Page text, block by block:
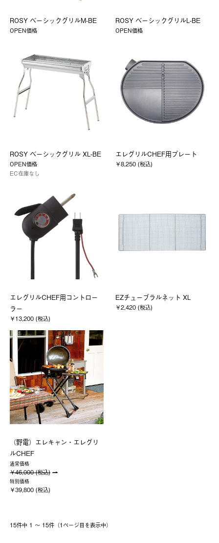
ROSY ベーシックグリルM-BE
OPEN価格
ROSY ベーシックグリルL-BE
OPEN価格
ROSY ベーシックグリル XL-BE
OPEN価格
EC在庫なし
エレグリルCHEF用プレート
￥8,250 (税込)
エレグリルCHEF用コントロー
ラー
￥13,200 (税込)
EZチューブラルネット XL
￥2,420 (税込)
（野電）エレキャン・エレグリ
ルCHEF
通常価格
￥46,000 (税込)
特別価格
￥39,800 (税込)
15件中 1 〜 15件（1ページ⽬を表⽰中）